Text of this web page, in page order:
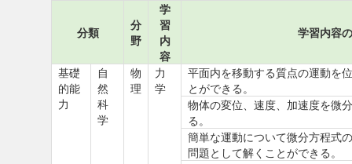
分類
分
野
学
習
内
容
学習内容
基礎
的能
力
自
然
科
学
物
理
力
学
平面内を移動する質点の運動を
とができる。
物体の変位、速度、加速度を微
る。
簡単な運動について微分方程式
問題として解くことができる。